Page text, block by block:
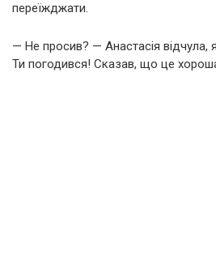
переїжджати.
— Не просив? — Анастасія відчула,
Ти погодився! Сказав, що це